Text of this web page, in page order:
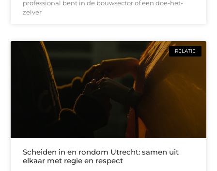
professional bent in de bouwsector of een doe-het-
zelver
RELATIE
Scheiden in en rondom Utrecht: samen uit
elkaar met regie en respect